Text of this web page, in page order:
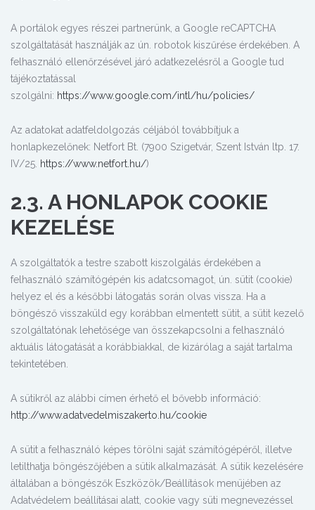
A portálok egyes részei partnerünk, a Google reCAPTCHA
szolgáltatását használják az ún. robotok kiszűrése érdekében. A
felhasználó ellenőrzésével járó adatkezelésről a Google tud
tájékoztatással
szolgálni: https://www.google.com/intl/hu/policies/
Az adatokat adatfeldolgozás céljából továbbítjuk a
honlapkezelőnek: Netfort Bt. (7900 Szigetvár, Szent István ltp. 17.
IV/25. https://www.netfort.hu/)
2.3. A HONLAPOK COOKIE
KEZELÉSE
A szolgáltatók a testre szabott kiszolgálás érdekében a
felhasználó számítógépén kis adatcsomagot, ún. sütit (cookie)
helyez el és a későbbi látogatás során olvas vissza. Ha a
böngésző visszaküld egy korábban elmentett sütit, a sütit kezelő
szolgáltatónak lehetősége van összekapcsolni a felhasználó
aktuális látogatását a korábbiakkal, de kizárólag a saját tartalma
tekintetében.
A sütikről az alábbi címen érhető el bővebb információ:
http://www.adatvedelmiszakerto.hu/cookie
A sütit a felhasználó képes törölni saját számítógépéről, illetve
letilthatja böngészőjében a sütik alkalmazását. A sütik kezelésére
általában a böngészők Eszközök/Beállítások menüjében az
Adatvédelem beállításai alatt, cookie vagy süti megnevezéssel